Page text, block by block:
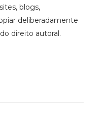
blogs,
deliberadamente
direito autoral.